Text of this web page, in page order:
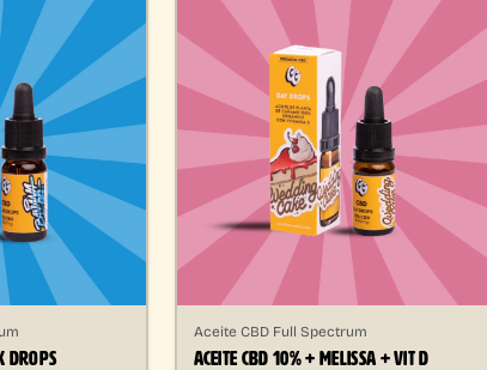
DROPS
Aceite CBD Full Spectrum
ACEITE CBD 10% + MELISSA + VIT D